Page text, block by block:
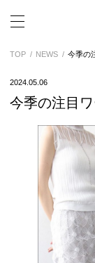
TOP NEWS 今季の
2024.05.06
今季の注目